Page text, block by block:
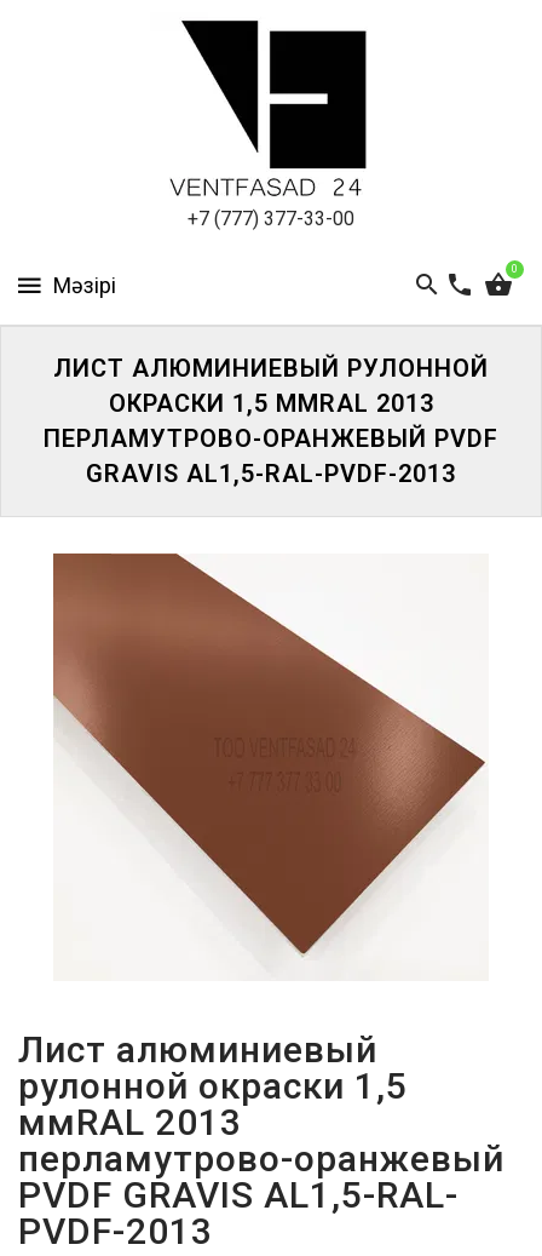
+7 (777) 377-33-00
0
ПАНЕЛИ
ЛИСТ АЛЮМИНИЕВЫЙ РУЛОННОЙ
ОКРАСКИ 1,5 ММRAL 2013
ПЕРЛАМУТРОВО-ОРАНЖЕВЫЙ PVDF
GRAVIS AL1,5-RAL-PVDF-2013
Лист алюминиевый
рулонной окраски 1,5
ммRAL 2013
перламутрово-оранжевый
PVDF GRAVIS AL1,5-RAL-
PVDF-2013